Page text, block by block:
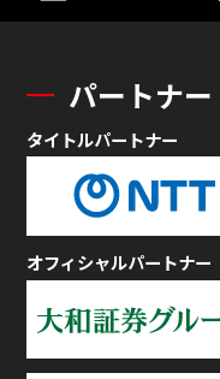
パートナー
タイトルパートナー
オフィシャルパートナー